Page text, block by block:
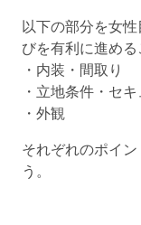
以下の部分を女
びを有利に進める
・内装・間取り
・立地条件・セ
・外観
それぞれのポイ
う。